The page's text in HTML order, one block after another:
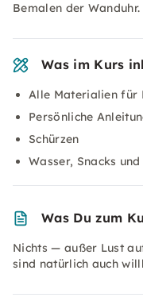
Bemalen der
Was im Kurs
Alle Materialien für
Persönliche
Schürzen
Wasser, Snacks
Was Du zum
Nichts — außer Lust
sind natürlich auch